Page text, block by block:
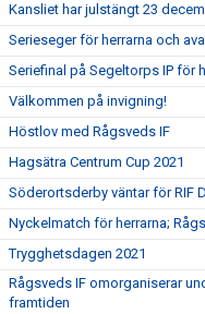
Kansliet har julstängt 23
Serieseger för herrarna och
Seriefinal på Segeltorps IP för
Välkommen på invigning!
Höstlov med Rågsveds IF
Hagsätra Centrum Cup 2021
Söderortsderby väntar för RIF
Nyckelmatch för herrarna;
Trygghetsdagen 2021
Rågsveds IF omorganiserar
framtiden